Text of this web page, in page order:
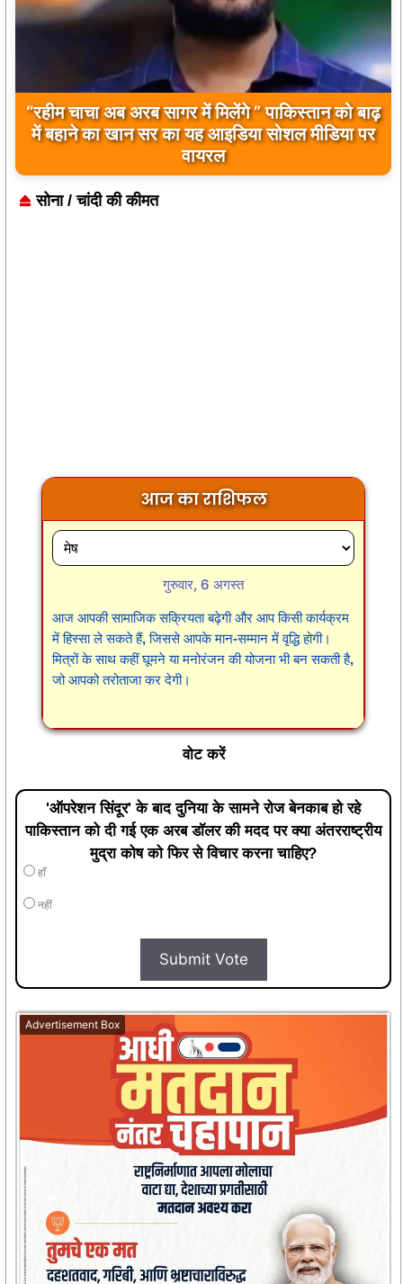
“रहीम चाचा अब अरब सागर में मिलेंगे ” पाकिस्तान को बाढ़
में बहाने का खान सर का यह आइडिया सोशल मीडिया पर
वायरल
सोना / चांदी की कीमत
आज का राशिफल
गुरुवार, 6 अगस्त
आज आपकी सामाजिक सक्रियता बढ़ेगी और आप किसी कार्यक्रम
में हिस्सा ले सकते हैं, जिससे आपके मान-सम्मान में वृद्धि होगी।
मित्रों के साथ कहीं घूमने या मनोरंजन की योजना भी बन सकती है,
जो आपको तरोताजा कर देगी।
वोट करें
'ऑपरेशन सिंदूर' के बाद दुनिया के सामने रोज बेनकाब हो रहे
पाकिस्तान को दी गई एक अरब डॉलर की मदद पर क्या अंतरराष्ट्रीय
मुद्रा कोष को फिर से विचार करना चाहिए?
हाँ
नहीं
Submit Vote
Advertisement Box